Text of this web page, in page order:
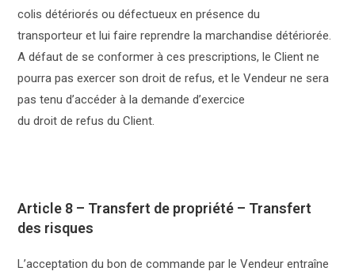
colis détériorés ou défectueux en présence du
transporteur et lui faire reprendre la marchandise détériorée.
A défaut de se conformer à ces prescriptions, le Client ne
pourra pas exercer son droit de refus, et le Vendeur ne sera
pas tenu d’accéder à la demande d’exercice
du droit de refus du Client.
Article 8 – Transfert de propriété – Transfert
des risques
L’acceptation du bon de commande par le Vendeur entraîne